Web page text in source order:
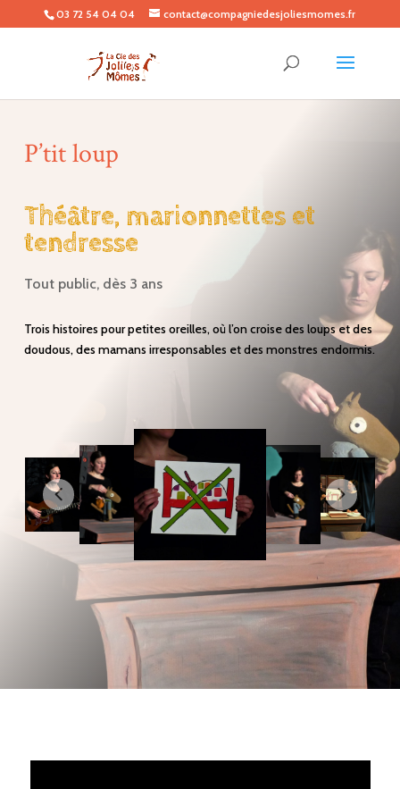
03 72 54 04 04 contact@compagniedesjoliesmomes.fr
P’tit loup
Théâtre, marionnettes et
tendresse
Tout public, dès 3 ans
Trois histoires pour petites oreilles, où l’on croise des loups et des
doudous, des mamans irresponsables et des monstres endormis.